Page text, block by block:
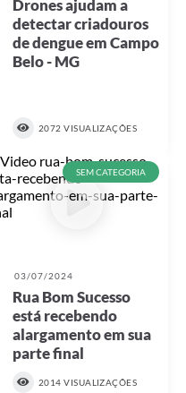
Drones ajudam a
detectar criadouros
de dengue em Campo
Belo - MG
2072 VISUALIZAÇÕES
SEM CATEGORIA
03/07/2024
Rua Bom Sucesso
está recebendo
alargamento em sua
parte final
2014 VISUALIZAÇÕES